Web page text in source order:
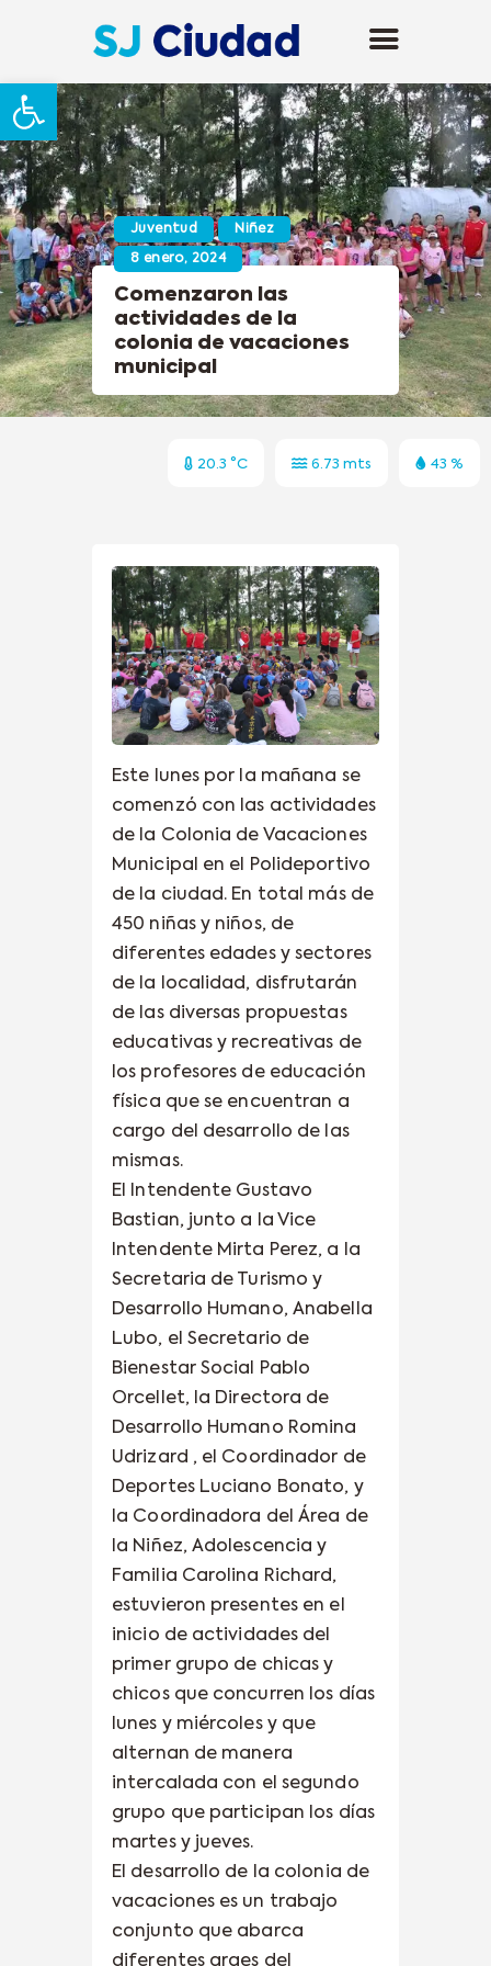
Abrir barra de herramientas
Juventud Niñez
8 enero, 2024
Comenzaron las
actividades de la
colonia de vacaciones
municipal
20.3 °C 6.73 mts 43 %
Este lunes por la mañana se
comenzó con las actividades
de la Colonia de Vacaciones
Municipal en el Polideportivo
de la ciudad. En total más de
450 niñas y niños, de
diferentes edades y sectores
de la localidad, disfrutarán
de las diversas propuestas
educativas y recreativas de
los profesores de educación
física que se encuentran a
cargo del desarrollo de las
mismas.
El Intendente Gustavo
Bastian, junto a la Vice
Intendente Mirta Perez, a la
Secretaria de Turismo y
Desarrollo Humano, Anabella
Lubo, el Secretario de
Bienestar Social Pablo
Orcellet, la Directora de
Desarrollo Humano Romina
Udrizard , el Coordinador de
Deportes Luciano Bonato, y
la Coordinadora del Área de
la Niñez, Adolescencia y
Familia Carolina Richard,
estuvieron presentes en el
inicio de actividades del
primer grupo de chicas y
chicos que concurren los días
lunes y miércoles y que
alternan de manera
intercalada con el segundo
grupo que participan los días
martes y jueves.
El desarrollo de la colonia de
vacaciones es un trabajo
conjunto que abarca
diferentes araes del